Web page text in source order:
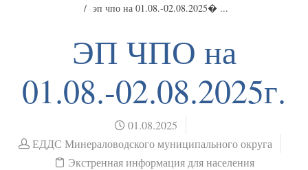
эп чпо на 01.08.-02.08.2025� ...
ЭП ЧПО на
01.08.-02.08.2025г.
01.08.2025
ЕДДС Минераловодского муниципального округа
Экстренная информация для населения